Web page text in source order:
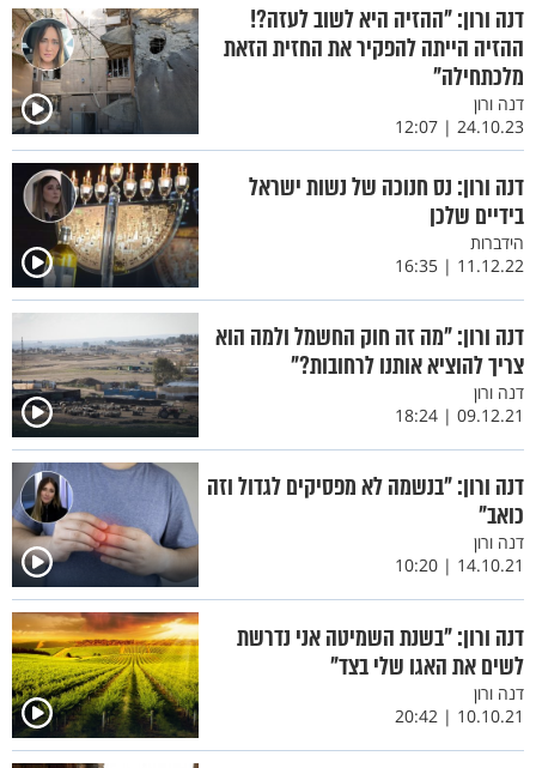
דנה ורון: "ההזיה היא לשוב לעזה?!
ההזיה הייתה להפקיר את החזית הזאת
מלכתחילה"
דנה ורון
24.10.23 | 12:07
דנה ורון: נס חנוכה של נשות ישראל
בידיים שלכן
הידברות
11.12.22 | 16:35
דנה ורון: "מה זה חוק החשמל ולמה הוא
צריך להוציא אותנו לרחובות?"
דנה ורון
09.12.21 | 18:24
דנה ורון: "בנשמה לא מפסיקים לגדול וזה
כואב"
דנה ורון
14.10.21 | 10:20
דנה ורון: "בשנת השמיטה אני נדרשת
לשים את האגו שלי בצד"
דנה ורון
10.10.21 | 20:42